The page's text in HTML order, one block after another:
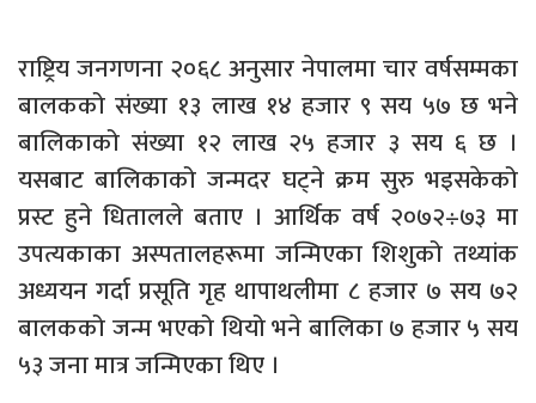
राष्ट्रिय जनगणना २०६८ अनुसार नेपालमा चार वर्षसम्मका
बालकको संख्या १३ लाख १४ हजार ९ सय ५७ छ भने
बालिकाको संख्या १२ लाख २५ हजार ३ सय ६ छ ।
यसबाट बालिकाको जन्मदर घट्ने क्रम सुरु भइसकेको
प्रस्ट हुने धितालले बताए । आर्थिक वर्ष २०७२÷७३ मा
उपत्यकाका अस्पतालहरूमा जन्मिएका शिशुको तथ्यांक
अध्ययन गर्दा प्रसूति गृह थापाथलीमा ८ हजार ७ सय ७२
बालकको जन्म भएको थियो भने बालिका ७ हजार ५ सय
५३ जना मात्र जन्मिएका थिए ।